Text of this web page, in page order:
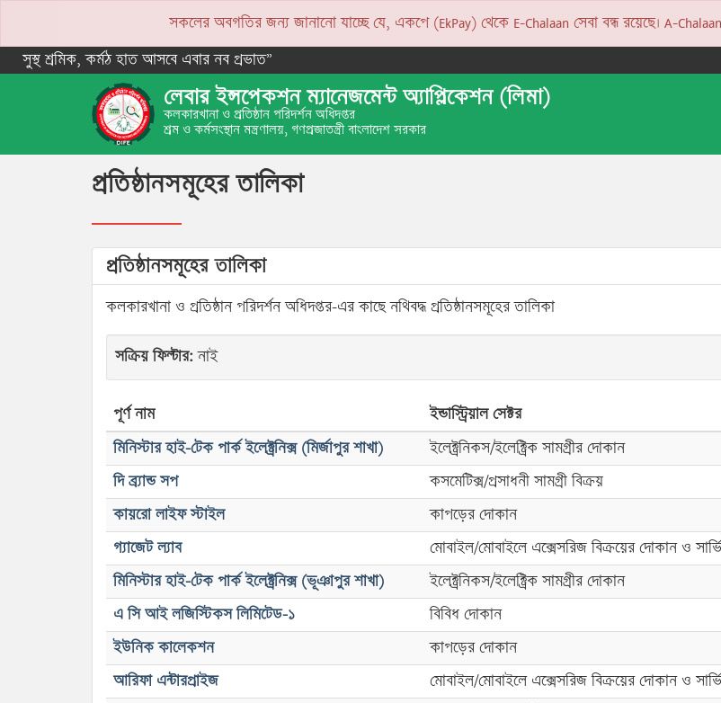
সকলের অবগতির জন্য জানানো যাচ্ছে যে, একপে (EkPay) থেকে E-Chalaan সেবা বন্ধ রয়েছে। A-Chalaan
সুস্থ শ্রমিক, কর্মঠ হাত আসবে এবার নব প্রভাত”
লেবার ইন্সপেকশন ম্যানেজমেন্ট অ্যাপ্লিকেশন (লিমা)
কলকারখানা ও প্রতিষ্ঠান পরিদর্শন অধিদপ্তর
শ্রম ও কর্মসংস্থান মন্ত্রণালয়, গণপ্রজাতন্ত্রী বাংলাদেশ সরকার
প্রতিষ্ঠানসমূহের তালিকা
প্রতিষ্ঠানসমূহের তালিকা
কলকারখানা ও প্রতিষ্ঠান পরিদর্শন অধিদপ্তর-এর কাছে নথিবদ্ধ প্রতিষ্ঠানসমূহের তালিকা
সক্রিয় ফিল্টার:নাই
পূর্ণ নাম ইন্ডাস্ট্রিয়াল সেক্টর
মিনিস্টার হাই-টেক পার্ক ইলেক্ট্রনিক্স (মির্জাপুর শাখা)
ইলেক্ট্রনিকস/ইলেক্ট্রিক সামগ্রীর দোকান
দি ব্র্যান্ড সপ কসমেটিক্স/প্রসাধনী সামগ্রী বিক্রয়
কায়রো লাইফ স্টাইল কাপড়ের দোকান
গ্যাজেট ল্যাব মোবাইল/মোবাইলে এক্সেসরিজ বিক্রয়ের দোকান ও
মিনিস্টার হাই-টেক পার্ক ইলেক্ট্রনিক্স (ভূঞাপুর শাখা) ইলেক্ট্রনিকস/ইলেক্ট্রিক সামগ্রীর দোকান
এ সি আই লজিস্টিকস লিমিটেড-১ বিবিধ দোকান
ইউনিক কালেকশন কাপড়ের দোকান
আরিফা এন্টারপ্রাইজ মোবাইল/মোবাইলে এক্সেসরিজ বিক্রয়ের দোকান ও